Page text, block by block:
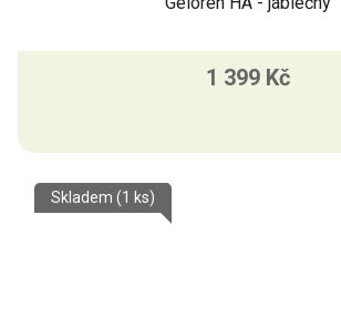
1 399 Kč
Skladem (1 ks)